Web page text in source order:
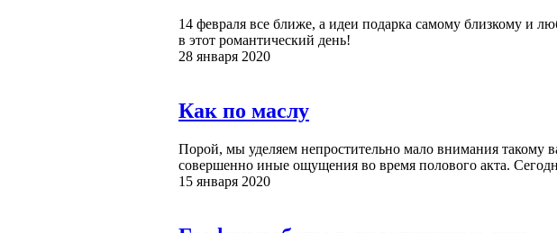
14 февраля все ближе, а идеи подарка самому близкому и
в этот романтический день!
28 января 2020
Как по маслу
Порой, мы уделяем непростительно мало внимания такому
совершенно иные ощущения во время полового акта.
15 января 2020